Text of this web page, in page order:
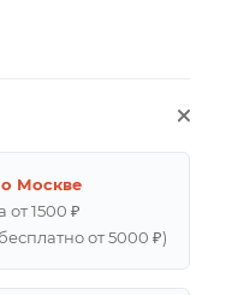
Москве
от 1500 ₽
от 5000 ₽)